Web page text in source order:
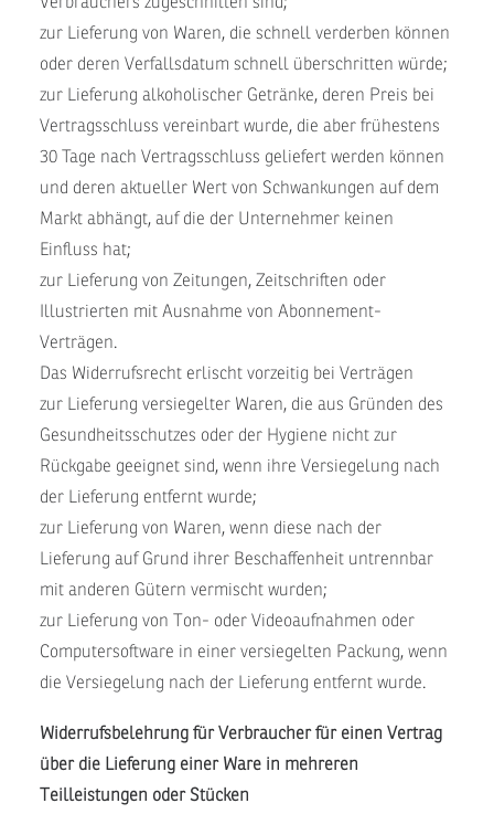
zur Lieferung von Waren, die schnell verderben können
oder deren Verfallsdatum schnell überschritten würde;
zur Lieferung alkoholischer Getränke, deren Preis bei
Vertragsschluss vereinbart wurde, die aber frühestens
30 Tage nach Vertragsschluss geliefert werden können
und deren aktueller Wert von Schwankungen auf dem
Markt abhängt, auf die der Unternehmer keinen
Einfluss hat;
zur Lieferung von Zeitungen, Zeitschriften oder
Illustrierten mit Ausnahme von Abonnement-
Verträgen.
Das Widerrufsrecht erlischt vorzeitig bei Verträgen
zur Lieferung versiegelter Waren, die aus Gründen des
Gesundheitsschutzes oder der Hygiene nicht zur
Rückgabe geeignet sind, wenn ihre Versiegelung nach
der Lieferung entfernt wurde;
zur Lieferung von Waren, wenn diese nach der
Lieferung auf Grund ihrer Beschaffenheit untrennbar
mit anderen Gütern vermischt wurden;
zur Lieferung von Ton- oder Videoaufnahmen oder
Computersoftware in einer versiegelten Packung, wenn
die Versiegelung nach der Lieferung entfernt wurde.
Widerrufsbelehrung für Verbraucher für einen Vertrag
über die Lieferung einer Ware in mehreren
Teilleistungen oder Stücken